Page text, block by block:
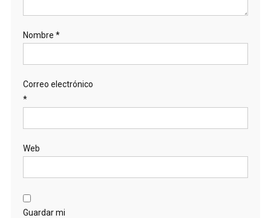
Nombre *
Correo electrónico
*
Web
Guardar mi